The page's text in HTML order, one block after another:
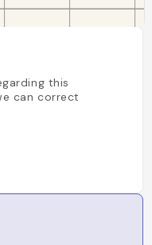
this
can correct